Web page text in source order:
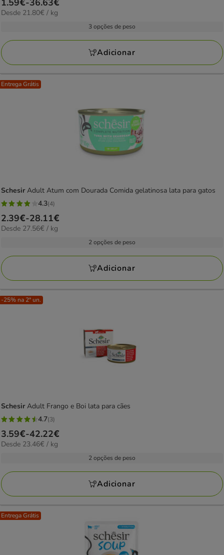
de
36.63€
1.59€-36.63€
21.80€
Desde 21.80€ / kg
3 opções de peso
Adicionar
Entrega Grátis
SchesirAdult Atum com Dourada Comida gelatinosa lata para gatos
4.3
estrelas
com
avaliações
4.3(4)
Preço
de
28.11€
2.39€-28.11€
27.56€
Desde 27.56€ / kg
2 opções de peso
Adicionar
-25% na 2ª un.
SchesirAdult Frango e Boi lata para cães
4.7
estrelas
com
avaliações
4.7(3)
Preço
de
42.22€
3.59€-42.22€
23.46€
Desde 23.46€ / kg
2 opções de peso
Adicionar
Entrega Grátis